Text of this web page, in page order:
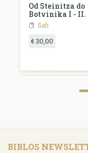
Od Steinitza do
Botvinika I - II.
Šah
€ 30,00
BIBLOS